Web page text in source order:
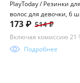
PlayToday / Резинки
волос для девочки, 6
в комплекте
173 ₽ 514 ₽
Включая комиссию 21
Подробнее